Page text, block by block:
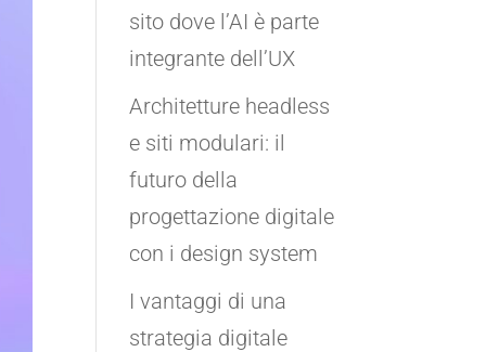
sito dove l’AI è parte
integrante dell’UX
Architetture headless
e siti modulari: il
futuro della
progettazione digitale
con i design system
I vantaggi di una
strategia digitale